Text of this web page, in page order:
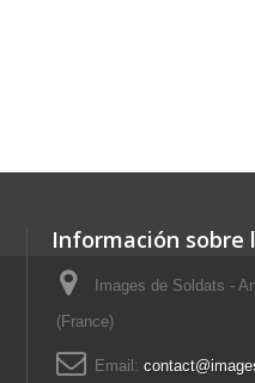
Información sobre
Images de Soldats -
(France)
Email: